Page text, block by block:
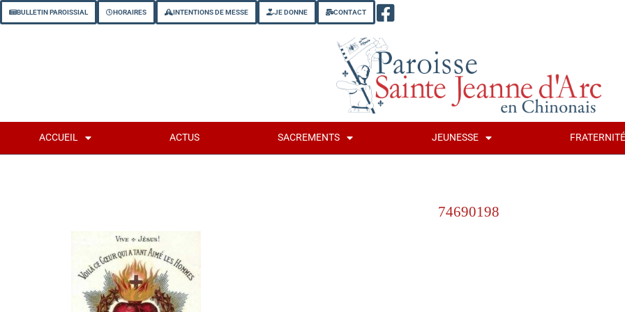
BULLETIN PAROISSIAL HORAIRES INTENTIONS DE MESSE JE DONNE CONTACT
ACCUEIL ACTUS SACREMENTS JEUNESSE
74690198